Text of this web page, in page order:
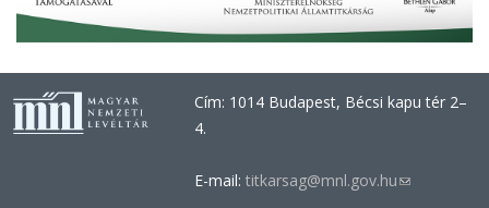
Cím: 1014 Budapest, Bécsi kapu tér 2–
4.
E-mail: titkarsag@mnl.gov.hu(link